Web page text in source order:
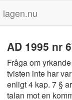
lagen.nu
AD 1995 nr
Fråga om
tvisten inte har
enligt 4 kap. 7 §
talan mot en